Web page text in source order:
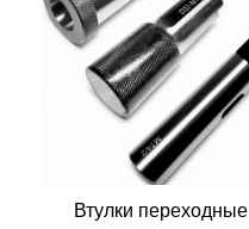
Втулки переходные